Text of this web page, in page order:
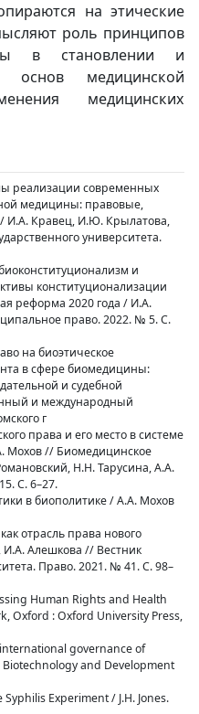
на этические
роль принципов
в становлении и
медицинской
медицинских
реализации современных
медицины: правовые,
И.А. Кравец, И.Ю. Крылатова,
университета.
и
конституционализации
реформа 2020 года / И.А.
право. 2022. № 5. С.
на биоэтическое
в сфере биомедицины:
и судебной
и международный
г
права и его место в системе
Мохов // Биомедицинское
Н.Н. Тарусина, А.А.
С. 6–27.
в биополитике / А.А. Мохов
отрасль права нового
Алешкова // Вестник
Право. 2021. № 41. С. 98–
Human Rights and Health
Oxford : Oxford University Press,
governance of
and Development
Syphilis Experiment / J.H. Jones.